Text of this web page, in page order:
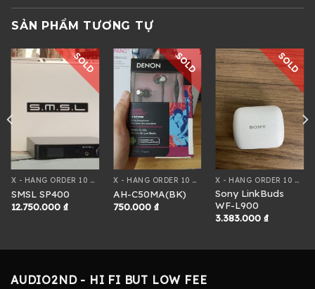
SẢN PHẨM TƯƠNG TỰ
SOLD
X - HÀNG ORDER 10 NGÀY
SMSL SP400
12.750.000 ₫
SOLD
X - HÀNG ORDER 10 NGÀY
AH-C50MA(BK)
750.000₫
SOLD
X - HÀNG ORDER 10 NGÀY
Sony LinkBuds
WF-L900
3.383.000₫
AUDIO2ND - HI FI BUT LOW FEE